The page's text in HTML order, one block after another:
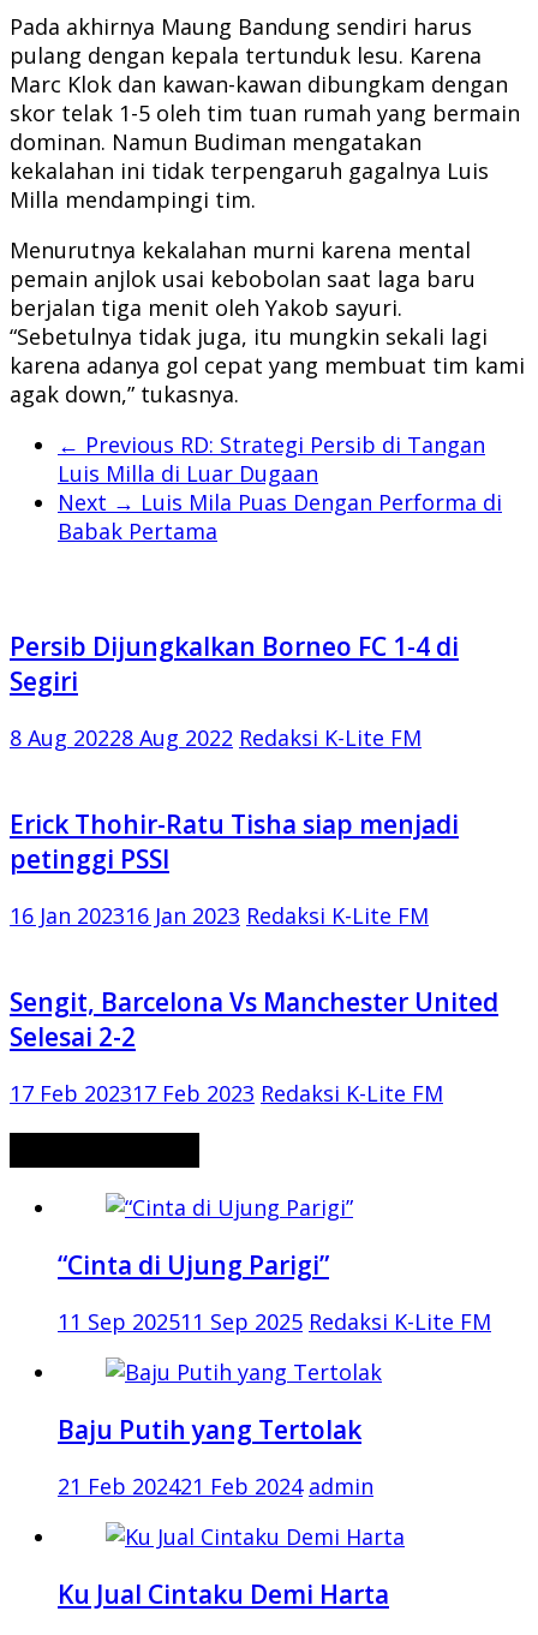
Pada akhirnya Maung Bandung sendiri harus
pulang dengan kepala tertunduk lesu. Karena
Marc Klok dan kawan-kawan dibungkam dengan
skor telak 1-5 oleh tim tuan rumah yang bermain
dominan. Namun Budiman mengatakan
kekalahan ini tidak terpengaruh gagalnya Luis
Milla mendampingi tim.
Menurutnya kekalahan murni karena mental
pemain anjlok usai kebobolan saat laga baru
berjalan tiga menit oleh Yakob sayuri.
“Sebetulnya tidak juga, itu mungkin sekali lagi
karena adanya gol cepat yang membuat tim kami
agak down,” tukasnya.
← Previous RD: Strategi Persib di Tangan
Luis Milla di Luar Dugaan
Next → Luis Mila Puas Dengan Performa di
Babak Pertama
Persib Dijungkalkan Borneo FC 1-4 di
Segiri
8 Aug 20228 Aug 2022 Redaksi K-Lite FM
Erick Thohir-Ratu Tisha siap menjadi
petinggi PSSI
16 Jan 202316 Jan 2023 Redaksi K-Lite FM
Sengit, Barcelona Vs Manchester United
Selesai 2-2
17 Feb 202317 Feb 2023 Redaksi K-Lite FM
“Cinta di Ujung Parigi”
11 Sep 202511 Sep 2025 Redaksi K-Lite FM
Baju Putih yang Tertolak
21 Feb 202421 Feb 2024 admin
Ku Jual Cintaku Demi Harta